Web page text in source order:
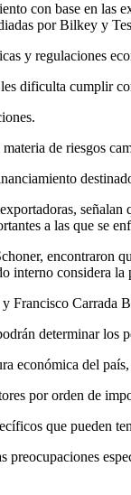
con base en las
por Bilkey y
y regulaciones
dificulta cumplir
de riesgos
a las que se
encontraron
interno considera
Francisco Carrada
determinar los
económica del
por orden de
que pueden